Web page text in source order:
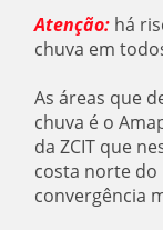
Atenção: há
chuva em
As áreas que
chuva é o
da ZCIT que
costa norte do
convergência